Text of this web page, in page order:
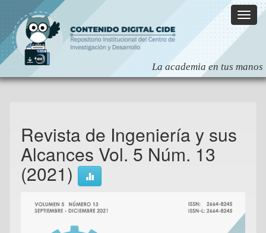
navigation
Revista de Ingeniería y sus
Alcances Vol. 5 Núm. 13
(2021)